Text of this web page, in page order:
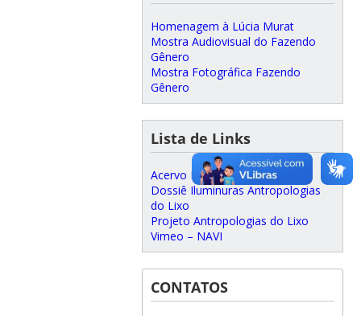
Homenagem à Lúcia Murat
Mostra Audiovisual do Fazendo
Gênero
Mostra Fotográfica Fazendo
Gênero
Lista de Links
Acervo Digital do NAVI
Dossiê Iluminuras Antropologias
do Lixo
Projeto Antropologias do Lixo
Vimeo – NAVI
CONTATOS